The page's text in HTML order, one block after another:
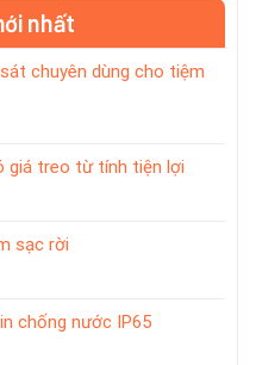
nhất
chuyên dùng cho tiệm
camera
giá treo từ tính tiện lợi
sạc rời
6
chống nước IP65